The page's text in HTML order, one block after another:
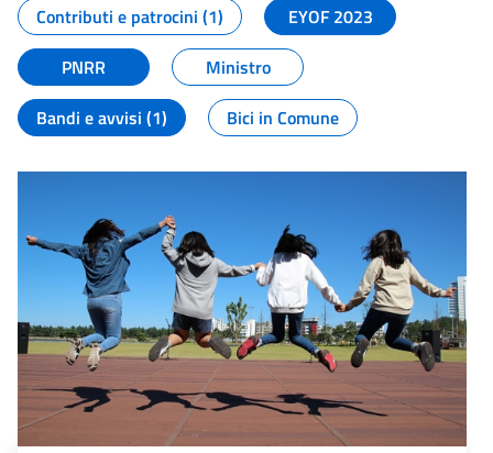
Contributi e patrocini (1)
EYOF 2023
PNRR
Ministro
Bandi e avvisi (1)
Bici in Comune